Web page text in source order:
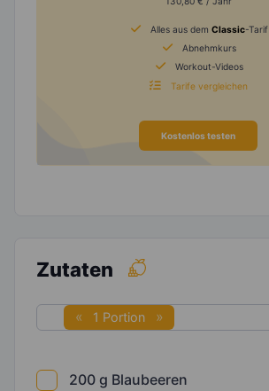
Alles aus dem Classic-Tarif
Abnehmkurs
Workout-Videos
Tarife vergleichen
Kostenlos testen
Zutaten
1 Portion
200 g Blaubeeren